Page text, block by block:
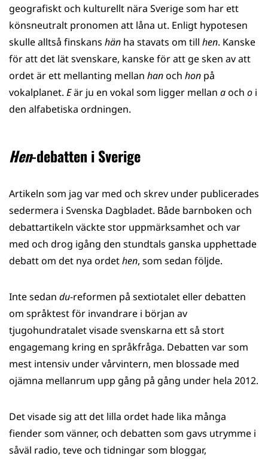
geografiskt och kulturellt nära Sverige som har ett
könsneutralt pronomen att låna ut. Enligt hypotesen
skulle alltså finskans hän ha stavats om till hen. Kanske
för att det lät svenskare, kanske för att ge sken av att
ordet är ett mellanting mellan hanoch hon på
vokalplanet. Eär ju en vokal som ligger mellan aoch o i
den alfabetiska ordningen.
Hen-debatten i Sverige
Artikeln som jag var med och skrev under publicerades
sedermera i Svenska Dagbladet. Både barnboken och
debattartikeln väckte stor uppmärksamhet och var
med och drog igång den stundtals ganska upphettade
debatt om det nya ordethen, som sedan följde.
Inte sedan du-reformen på sextiotalet eller debatten
om språktest för invandrare i början av
tjugohundratalet visade svenskarna ett så stort
engagemang kring en språkfråga. Debatten var som
mest intensiv under vårvintern, men blossade med
ojämna mellanrum upp gång på gång under hela 2012.
Det visade sig att det lilla ordet hade lika många
fiender som vänner, och debatten som gavs utrymme i
såväl radio, teve och tidningar som bloggar,